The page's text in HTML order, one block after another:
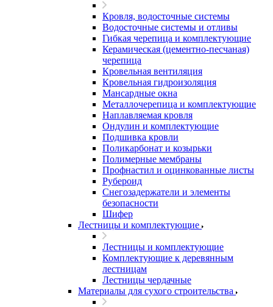
Кровля, водосточные системы
Водосточные системы и отливы
Гибкая черепица и комплектующие
Керамическая (цементно-песчаная)
черепица
Кровельная вентиляция
Кровельная гидроизоляция
Мансардные окна
Металлочерепица и комплектующие
Наплавляемая кровля
Ондулин и комплектующие
Подшивка кровли
Поликарбонат и козырьки
Полимерные мембраны
Профнастил и оцинкованные листы
Рубероид
Снегозадержатели и элементы
безопасности
Шифер
Лестницы и комплектующие
Лестницы и комплектующие
Комплектующие к деревянным
лестницам
Лестницы чердачные
Материалы для сухого строительства